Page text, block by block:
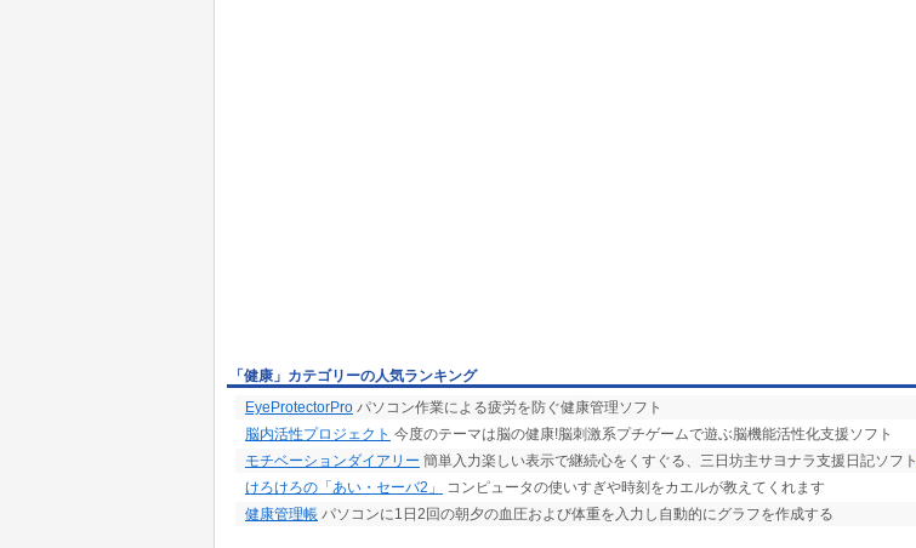
「健康」カテゴリーの人気ランキング
EyeProtectorPro パソコン作業による疲労を防ぐ健康管理ソフト
脳内活性プロジェクト 今度のテーマは脳の健康!脳刺激系プチゲームで遊ぶ脳機能活性化支援ソフト
モチベーションダイアリー 簡単入力楽しい表示で継続心をくすぐる、三日坊主サヨナラ支援日記ソフト
けろけろの「あい・セーバ2」
コンピュータの使いすぎや時刻をカエルが教えてくれます
健康管理帳 パソコンに1日2回の朝夕の血圧および体重を入力し自動的にグラフを作成する